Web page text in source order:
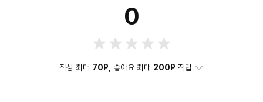
0
작성 최대 70P , 좋아요 최대 200P 적립